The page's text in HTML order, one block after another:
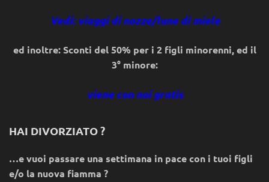
Vedi: viaggi di nozze/lune di miele
ed inoltre: Sconti del 50% per i 2 figli minorenni, ed il
3° minore:
viene con noi gratis
HAI DIVORZIATO ?
…e vuoi passare una settimana in pace con i tuoi figli
e/o la nuova fiamma ?